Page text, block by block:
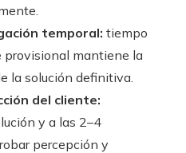
temporal: tiempo
provisional mantiene la
la solución definitiva.
del cliente:
y a las 2–4
percepción y